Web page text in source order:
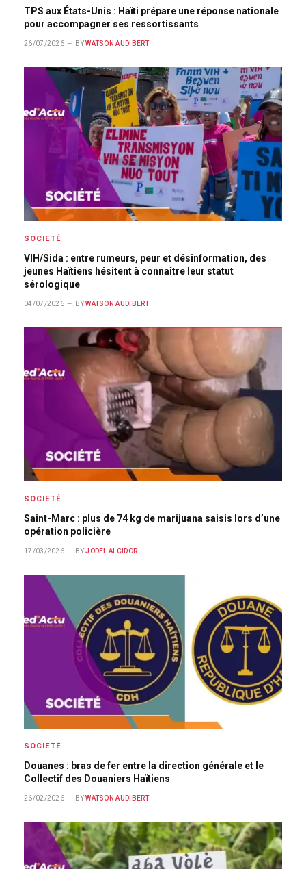
TPS aux États-Unis : Haïti prépare une réponse nationale
pour accompagner ses ressortissants
26/07/2026 BY WATSON AUDIBERT
SOCIETÉ
VIH/Sida : entre rumeurs, peur et désinformation, des
jeunes Haïtiens hésitent à connaître leur statut
sérologique
04/07/2026 BY WATSON AUDIBERT
SOCIETÉ
Saint-Marc : plus de 74 kg de marijuana saisis lors d’une
opération policière
17/03/2026 BY JODEL ALCIDOR
SOCIETÉ
Douanes : bras de fer entre la direction générale et le
Collectif des Douaniers Haïtiens
26/02/2026 BY WATSON AUDIBERT